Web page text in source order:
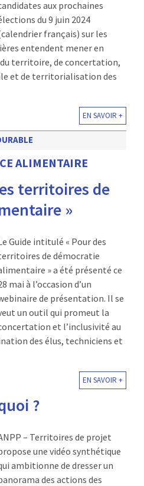
aux prochaines
du 9 juin 2024
français) sur les
entendent mener en
territoire, de concertation,
et de territorialisation des
EN SAVOIR +
ALIMENTAIRE
territoires de
»
Guide intitulé « Pour des
de démocratie
» a été présenté ce
mai à l’occasion d’un
de présentation. Il se
un outil qui promeut la
et l’inclusivité au
des élus, techniciens et
EN SAVOIR +
?
– Territoires de projet
une vidéo synthétique
ambitionne de dresser un
des actions des